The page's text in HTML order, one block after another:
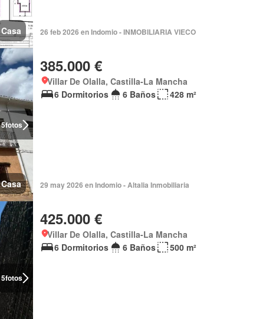
Casa 26 feb 2026 en Indomio - INMOBILIARIA VIECO
5fotos
Casa
385.000 €
Villar De Olalla, Castilla-La Mancha
6 Dormitorios
6 Baños 428 m²
29 may 2026 en Indomio - Altalia Inmobiliaria
5fotos
425.000 €
Villar De Olalla, Castilla-La Mancha
6 Dormitorios
6 Baños 500 m²